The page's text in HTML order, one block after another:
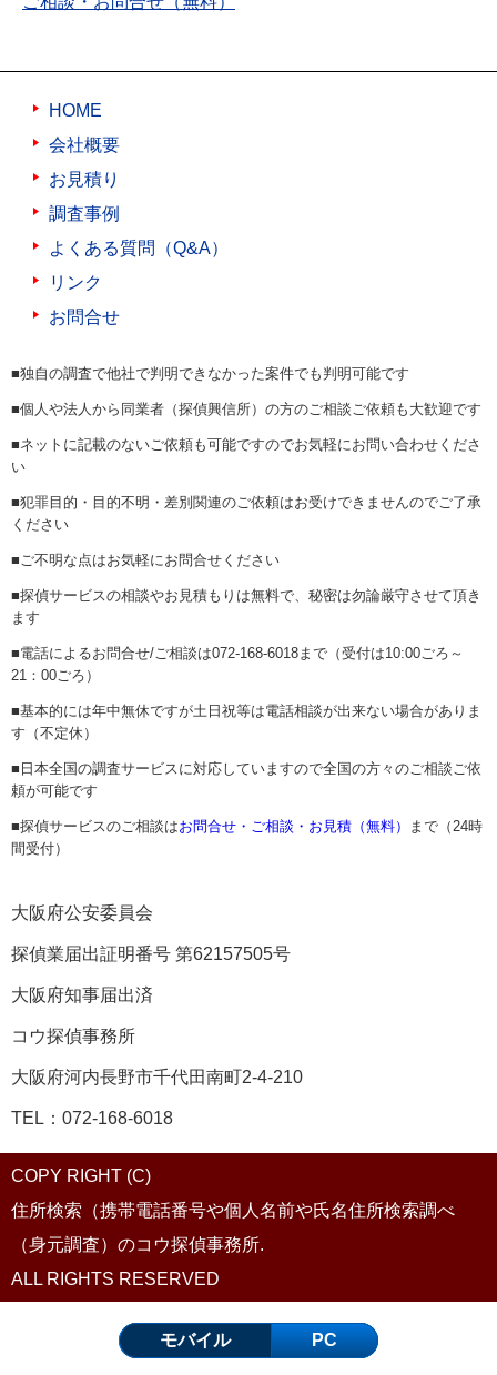
HOME
会社概要
お見積り
調査事例
よくある質問（Q&A）
リンク
お問合せ
■独自の調査で他社で判明できなかった案件でも判明可能です
■個人や法人から同業者（探偵興信所）の方のご相談ご依頼も大歓迎です
■ネットに記載のないご依頼も可能ですのでお気軽にお問い合わせくださ
い
■犯罪目的・目的不明・差別関連のご依頼はお受けできませんのでご了承
ください
■ご不明な点はお気軽にお問合せください
■探偵サービスの相談やお見積もりは無料で、秘密は勿論厳守させて頂き
ます
■電話によるお問合せ/ご相談は072-168-6018まで（受付は10:00ごろ～
21：00ごろ）
■基本的には年中無休ですが土日祝等は電話相談が出来ない場合がありま
す（不定休）
■日本全国の調査サービスに対応していますので全国の方々のご相談ご依
頼が可能です
■探偵サービスのご相談はお問合せ・ご相談・お見積（無料）
まで（24時
間受付）
大阪府公安委員会
探偵業届出証明番号 第62157505号
大阪府知事届出済
コウ探偵事務所
大阪府河内長野市千代田南町2-4-210
TEL：072-168-6018
COPY RIGHT (C)
住所検索（携帯電話番号や個人名前や氏名住所検索調べ
（身元調査）のコウ探偵事務所.
ALL RIGHTS RESERVED
モバイル PC